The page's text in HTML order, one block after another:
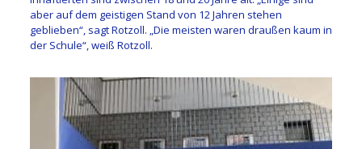
aber auf dem geistigen Stand von 12 Jahren stehen
geblieben“, sagt Rotzoll. „Die meisten waren draußen kaum in
der Schule“, weiß Rotzoll.